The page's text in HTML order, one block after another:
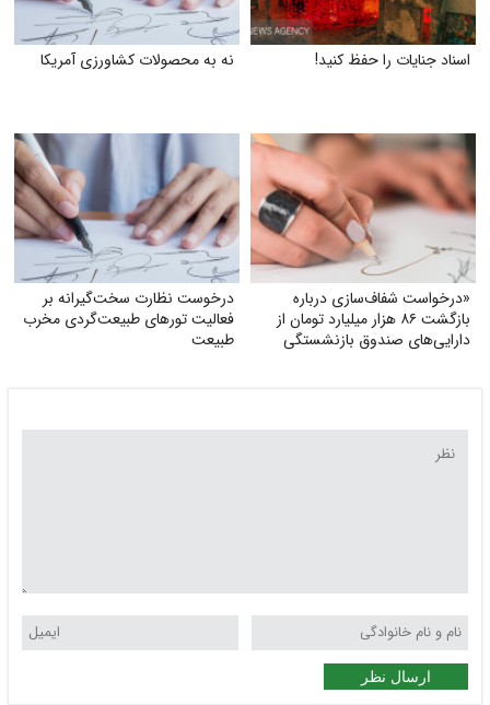
اسناد جنایات را حفظ کنید! نه به محصولات کشاورزی آمریکا
«درخواست شفاف‌سازی درباره
بازگشت ۸۶ هزار میلیارد تومان از
دارایی‌های صندوق بازنشستگی
درخوست نظارت سخت‌گیرانه بر
فعالیت تورهای طبیعت‌گردی مخرب
طبیعت
ارسال نظر